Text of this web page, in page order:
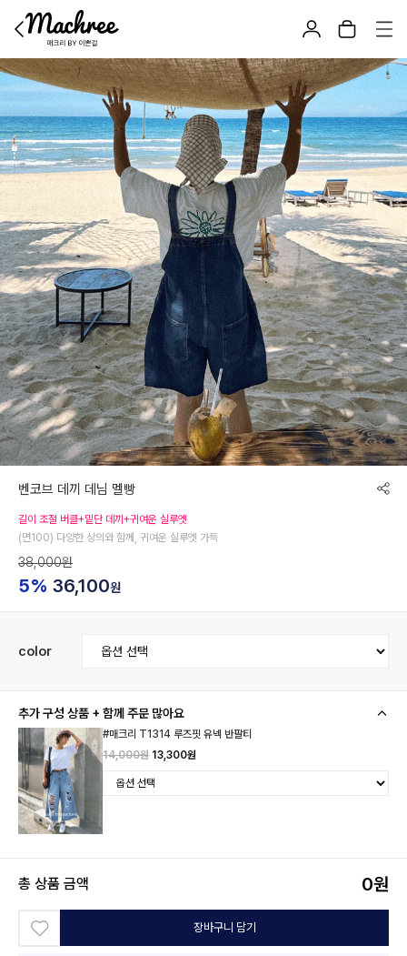
벤코브 데끼 데님 멜빵
길이 조절 버클+밑단 데끼+귀여운 실루엣
(면100) 다양한 상의와 함께, 귀여운 실루엣 가득
38,000원
5% 36,100원
color
추가 구성 상품 + 함께 주문 많아요
#매크리 T1314 루즈핏 유넥 반팔티
14,000원 13,300원
총 상품 금액 0원
장바구니 담기